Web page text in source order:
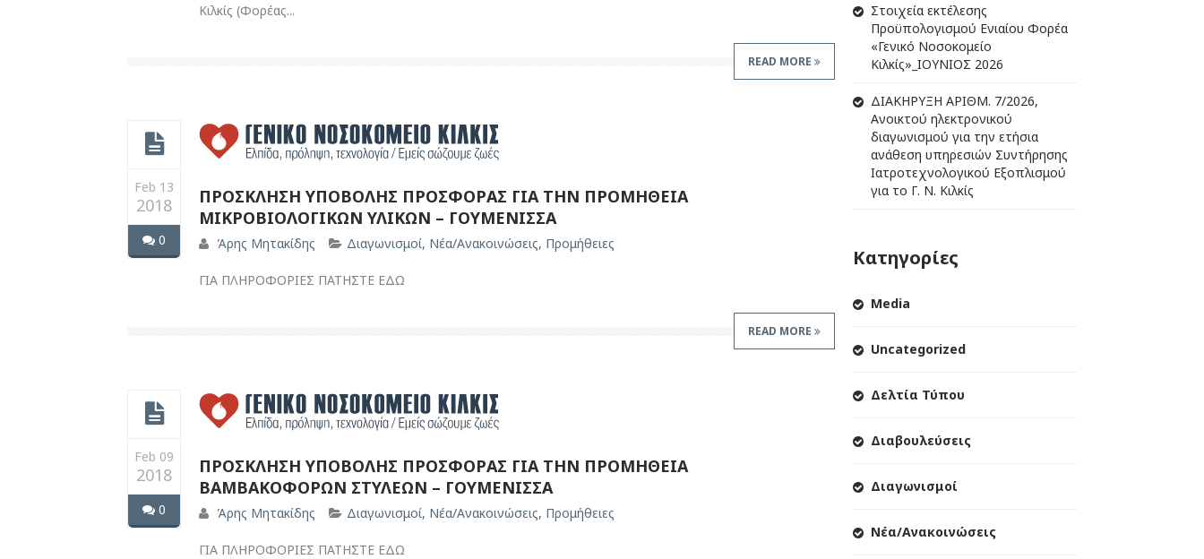
Κιλκίς (Φορέας...
READ MORE
Feb 13
2018
0
ΠΡΟΣΚΛΗΣΗ ΥΠΟΒΟΛΗΣ ΠΡΟΣΦΟΡΑΣ ΓΙΑ ΤΗΝ ΠΡΟΜΗΘΕΙΑ
ΜΙΚΡΟΒΙΟΛΟΓΙΚΩΝ ΥΛΙΚΩΝ – ΓΟΥΜΕΝΙΣΣΑ
Άρης Μητακίδης Διαγωνισμοί, Νέα/Ανακοινώσεις, Προμήθειες
ΓΙΑ ΠΛΗΡΟΦΟΡΙΕΣ ΠΑΤΗΣΤΕ ΕΔΩ
READ MORE
Feb 09
2018
0
ΠΡΟΣΚΛΗΣΗ ΥΠΟΒΟΛΗΣ ΠΡΟΣΦΟΡΑΣ ΓΙΑ ΤΗΝ ΠΡΟΜΗΘΕΙΑ
ΒΑΜΒΑΚΟΦΟΡΩΝ ΣΤΥΛΕΩΝ – ΓΟΥΜΕΝΙΣΣΑ
Άρης Μητακίδης Διαγωνισμοί, Νέα/Ανακοινώσεις, Προμήθειες
ΓΙΑ ΠΛΗΡΟΦΟΡΙΕΣ ΠΑΤΗΣΤΕ ΕΔΩ
Στοιχεία εκτέλεσης
Προϋπολογισμού Ενιαίου Φορέα
«Γενικό Νοσοκομείο
Κιλκίς»_ΙΟΥΝΙΟΣ 2026
ΔIΑΚΗΡΥΞΗ ΑΡIΘΜ. 7/2026,
Ανοικτού ηλεκτρονικού
διαγωνισμού για την ετήσια
ανάθεση υπηρεσιών Συντήρησης
Ιατροτεχνολογικού Εξοπλισμού
για το Γ. Ν. Κιλκίς
Κατηγορίες
Media
Uncategorized
Δελτία Τύπου
Διαβουλεύσεις
Διαγωνισμοί
Νέα/Ανακοινώσεις